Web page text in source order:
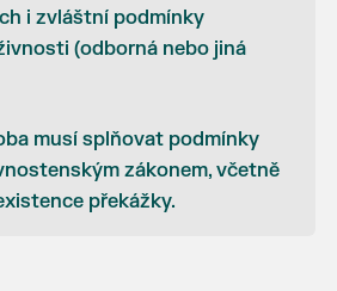
i zvláštní podmínky
(odborná nebo jiná
musí splňovat podmínky
zákonem, včetně
překážky.